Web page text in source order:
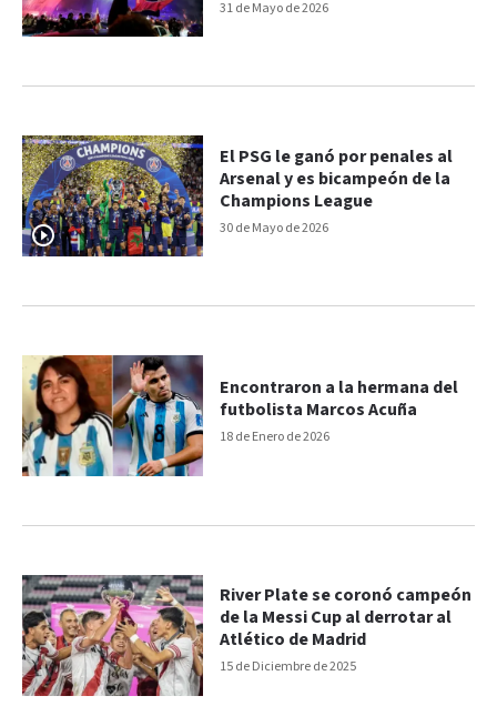
31 de Mayo de 2026
30 de Mayo de 2026
El PSG le ganó por penales al
Arsenal y es bicampeón de la
Champions League
18 de Enero de 2026
Encontraron a la hermana del
futbolista Marcos Acuña
15 de Diciembre de 2025
River Plate se coronó campeón
de la Messi Cup al derrotar al
Atlético de Madrid